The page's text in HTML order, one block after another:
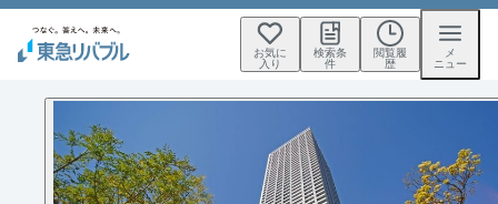
お気に
入り
検索条
件
閲覧履
歴
メ
ニュー